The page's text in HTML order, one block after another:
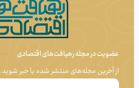
عضویت در مجله رهیافت‌های اقتصادی
از آخرین مجله‌های منتشر شده با خبر شوید.